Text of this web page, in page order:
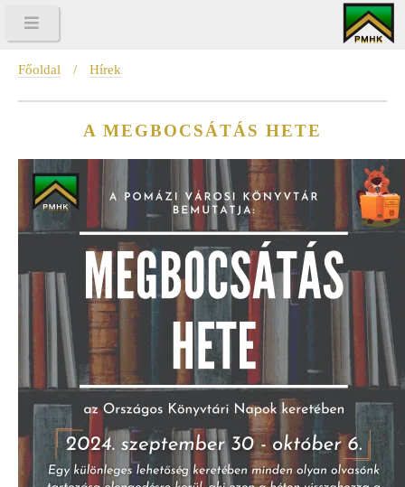
Főoldal / Hírek
A MEGBOCSÁTÁS HETE